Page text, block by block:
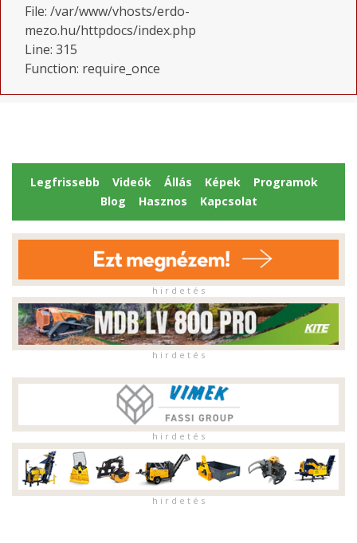
File: /var/www/vhosts/erdo-
mezo.hu/httpdocs/index.php
Line: 315
Function: require_once
Legfrissebb Videók Állás Képek
Programok
Blog
Hasznos Kapcsolat
h i r d e t é s
h i r d e t é s
h i r d e t é s
h i r d e t é s